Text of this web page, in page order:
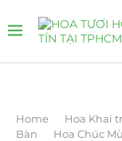
Home Hoa Khai
Bàn
Hoa Chúc